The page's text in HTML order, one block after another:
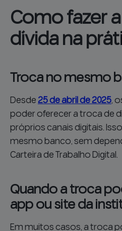
Como fazer
dívida na
Troca no mesmo
Desde25 de abril de 2025,
poder oferecer a troca de
próprios canais digitais.
mesmo banco, sem
Carteira de Trabalho Digital.
Quando a troca
app ou site da
Em muitos casos, a troca